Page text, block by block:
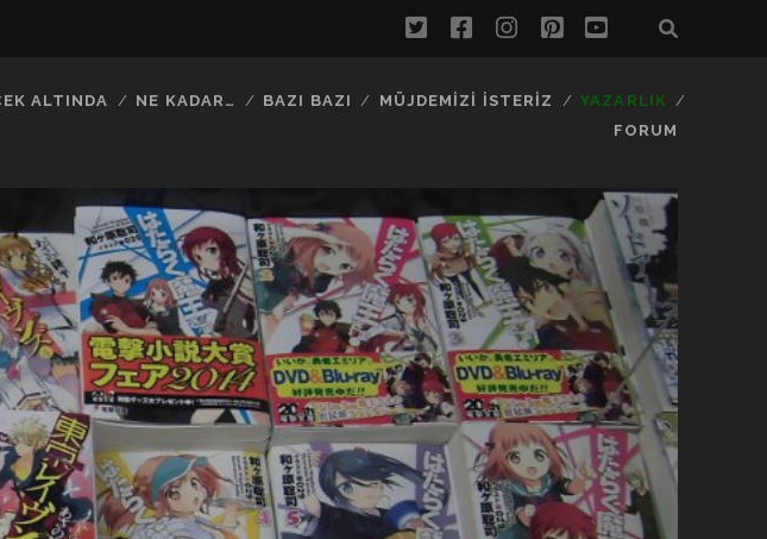
twitterfacebookinstagram
pinterest
youtube
ALTINDA NE KADAR… BAZI BAZI MÜJDEMIZI İSTERIZ
YAZARLIK
FORUM